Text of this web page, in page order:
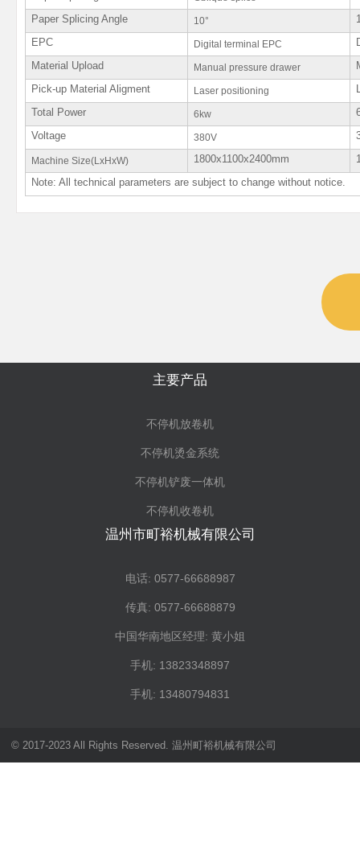
Paper Splicing Angle
10°
EPC
Digital terminal EPC
Material Upload
Manual pressure drawer
Pick-up Material Aligment
Laser positioning
Total Power
6kw
Voltage
380V
Machine Size(LxHxW) 1800x1100x2400mm
Note: All technical parameters are subject to change without notice.
主要产品
不停机放卷机
不停机烫金系统
不停机铲废一体机
不停机收卷机
温州市町裕机械有限公司
电话: 0577-66688987
传真: 0577-66688879
中国华南地区经理: 黄小姐
手机: 13823348897
手机: 13480794831
© 2017-2023 All Rights Reserved. 温州町裕机械有限公司